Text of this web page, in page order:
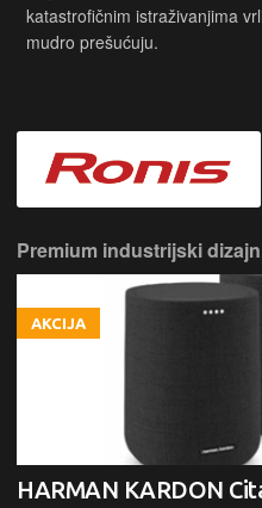
katastrofičnim istraživanjima
mudro prešućuju.
Premium industrijski
AKCIJA
HARMAN KARDON